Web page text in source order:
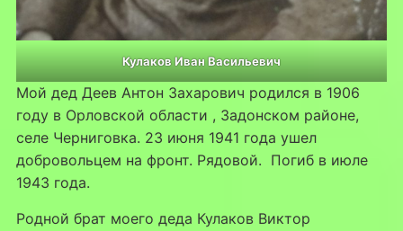
Кулаков Иван Васильевич
Мой дед Деев Антон Захарович родился в 1906
году в Орловской области , Задонском районе,
селе Черниговка. 23 июня 1941 года ушел
добровольцем на фронт. Рядовой. Погиб в июле
1943 года.
Родной брат моего деда Кулаков Виктор